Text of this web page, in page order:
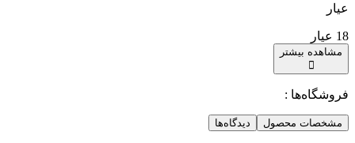
عیار
18 عیار
مشاهده بیشتر
فروشگاه‌ها :
مشخصات محصول دیدگاه‌ها